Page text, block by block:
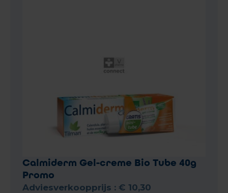
Calmiderm Gel-creme Bio Tube 40g
Promo
Adviesverkoopprijs : € 10,30